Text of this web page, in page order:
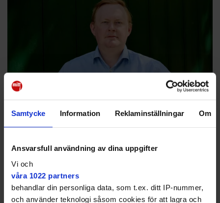
Samtycke Information Reklaminställningar Om
Ansvarsfull användning av dina uppgifter
Vi och
våra 1022 partners
behandlar din personliga data, som t.ex. ditt IP-nummer,
och använder teknologi såsom cookies för att lagra och
Vill se snabbare åtgärder
En bit in på Rosenlundsgatan dog en cyklist 2022 i en
liknande olycka, där en lastbil svängde höger.
Oppositionsborgarrådet Dennis Wedin (M) menar att